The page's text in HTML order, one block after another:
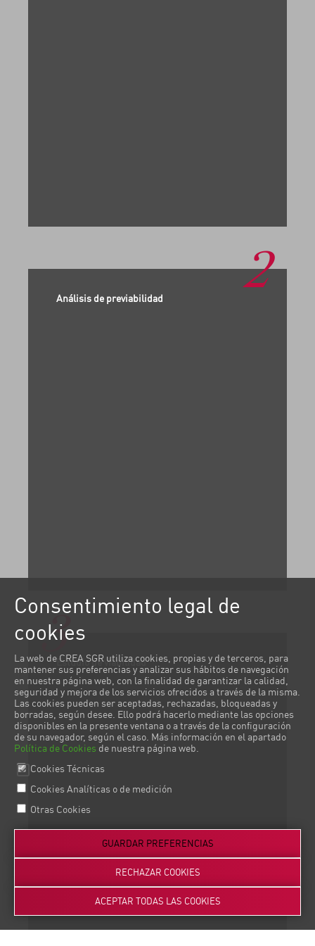
2
Análisis de previabilidad
3Estudio de viabilidad
Consentimiento legal de
cookies
La web de CREA SGR utiliza cookies, propias y de terceros, para
mantener sus preferencias y analizar sus hábitos de navegación
en nuestra página web, con la finalidad de garantizar la calidad,
seguridad y mejora de los servicios ofrecidos a través de la misma.
Las cookies pueden ser aceptadas, rechazadas, bloqueadas y
borradas, según desee. Ello podrá hacerlo mediante las opciones
disponibles en la presente ventana o a través de la configuración
de su navegador, según el caso. Más información en el apartado
Política de Cookies de nuestra página web.
Cookies Técnicas
Cookies Analíticas o de medición
Otras Cookies
GUARDAR PREFERENCIAS
RECHAZAR COOKIES
ACEPTAR TODAS LAS COOKIES